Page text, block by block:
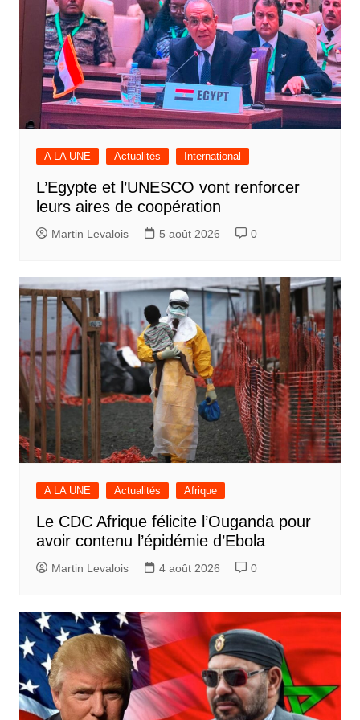
A LA UNE Actualités International
L’Egypte et l’UNESCO vont renforcer
leurs aires de coopération
Martin Levalois 5 août 2026 0
A LA UNE Actualités Afrique
Le CDC Afrique félicite l’Ouganda pour
avoir contenu l’épidémie d’Ebola
Martin Levalois 4 août 2026 0